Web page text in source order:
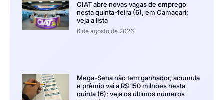
CIAT abre novas vagas de emprego
nesta quinta-feira (6), em Camaçari;
veja a lista
6 de agosto de 2026
Mega-Sena não tem ganhador, acumula
e prêmio vai a R$ 150 milhões nesta
quinta (6); veja os últimos números